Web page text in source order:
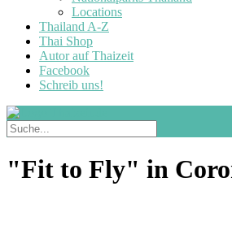
Locations
Thailand A-Z
Thai Shop
Autor auf Thaizeit
Facebook
Schreib uns!
"Fit to Fly" in